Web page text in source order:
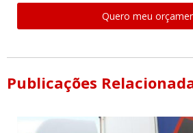
Quero meu
Publicações